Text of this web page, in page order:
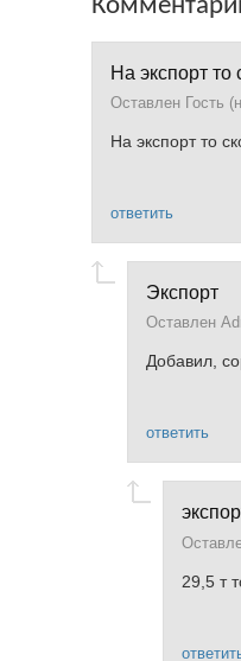
На экспорт то
Оставлен Гость
На экспорт то
ответить
Экспорт
Оставлен
Добавил,
ответить
29,5 т